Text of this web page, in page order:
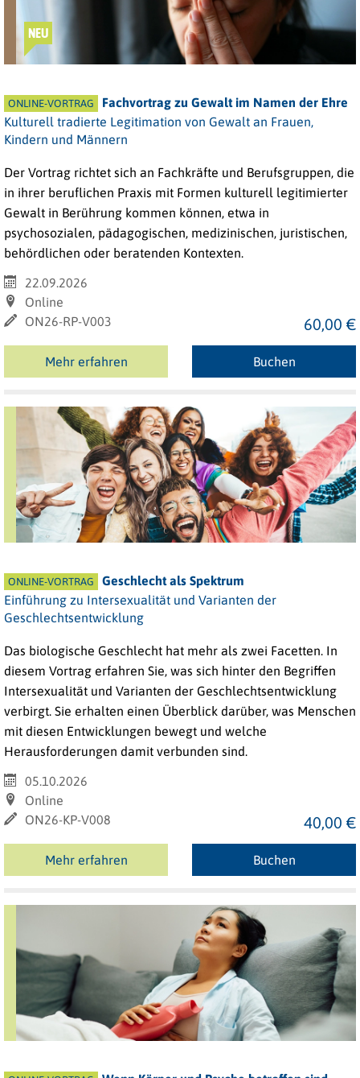
NEU
ONLINE-VORTRAG
Fachvortrag zu Gewalt im Namen der Ehre
Kulturell tradierte Legitimation von Gewalt an Frauen,
Kindern und Männern
Der Vortrag richtet sich an Fachkräfte und Berufsgruppen, die
in ihrer beruflichen Praxis mit Formen kulturell legitimierter
Gewalt in Berührung kommen können, etwa in
psychosozialen, pädagogischen, medizinischen, juristischen,
behördlichen oder beratenden Kontexten.
22.09.2026
Online
ON26-RP-V003
60,00 €
Mehr erfahren Buchen
ONLINE-VORTRAG
Geschlecht als Spektrum
Einführung zu Intersexualität und Varianten der
Geschlechtsentwicklung
Das biologische Geschlecht hat mehr als zwei Facetten. In
diesem Vortrag erfahren Sie, was sich hinter den Begriffen
Intersexualität und Varianten der Geschlechtsentwicklung
verbirgt. Sie erhalten einen Überblick darüber, was Menschen
mit diesen Entwicklungen bewegt und welche
Herausforderungen damit verbunden sind.
05.10.2026
Online
ON26-KP-V008
40,00 €
Mehr erfahren Buchen